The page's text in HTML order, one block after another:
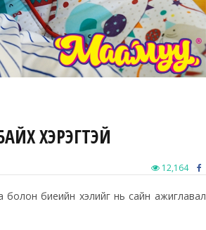
ХЭРЭГТЭЙ
12,164
болон биеийн хэлийг нь сайн ажиглавал